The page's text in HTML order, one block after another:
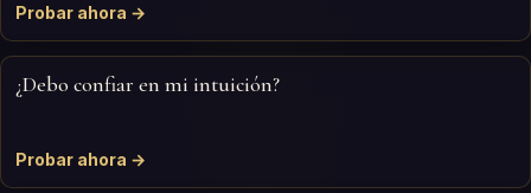
Probar ahora →
¿Debo confiar en mi intuición?
Probar ahora →